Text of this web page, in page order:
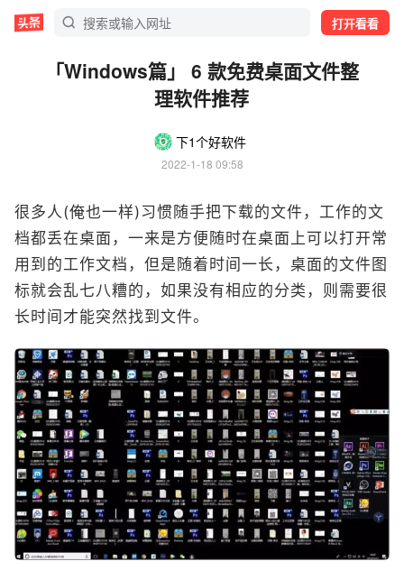
打开看看
「Windows篇」 6 款免费桌面文件整
理软件推荐
下1个好软件
2022-1-18 09:58
很多人(俺也一样)习惯随手把下载的文件，工作的文
档都丢在桌面，一来是方便随时在桌面上可以打开常
用到的工作文档，但是随着时间一长，桌面的文件图
标就会乱七八糟的，如果没有相应的分类，则需要很
长时间才能突然找到文件。